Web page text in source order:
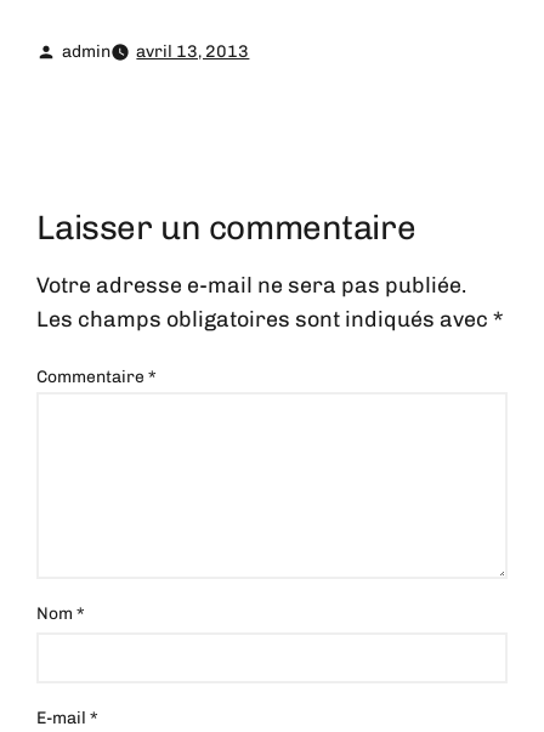
admin avril 13, 2013
Laisser un commentaire
Votre adresse e-mail ne sera pas publiée.
Les champs obligatoires sont indiqués avec*
Commentaire*
Nom*
E-mail*